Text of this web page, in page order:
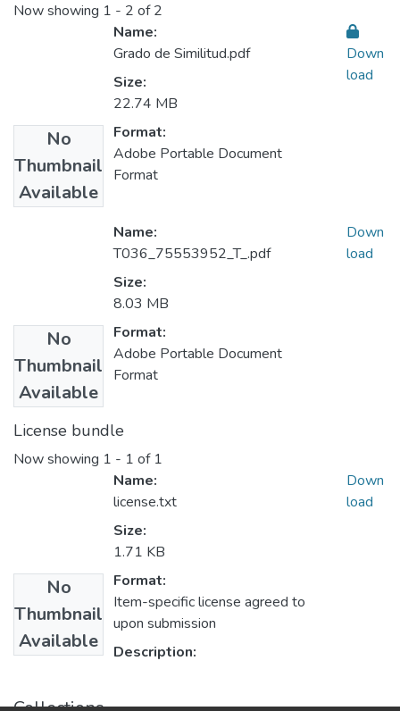
Now showing 1 - 2 of 2
No
Thumbnail
Available
Name:
Grado de Similitud.pdf
Size:
22.74 MB
Format:
Adobe Portable Document
Format
Down
load
No
Thumbnail
Available
Name:
T036_75553952_T_.pdf
Size:
8.03 MB
Format:
Adobe Portable Document
Format
Down
load
License bundle
Now showing 1 - 1 of 1
No
Thumbnail
Available
Name:
license.txt
Size:
1.71 KB
Format:
Item-specific license agreed to
upon submission
Description:
Down
load